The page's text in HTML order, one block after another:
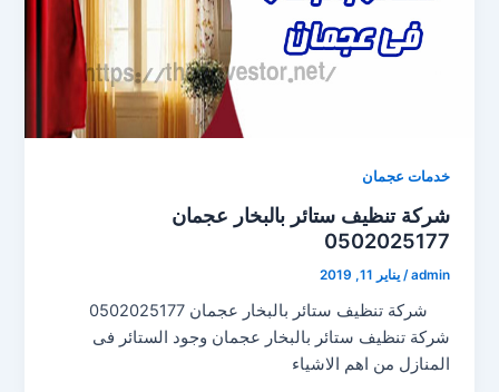
خدمات عجمان
شركة تنظيف ستائر بالبخار عجمان
0502025177
admin
/يناير 11, 2019
شركة تنظيف ستائر بالبخار عجمان 0502025177
شركة تنظيف ستائر بالبخار عجمان وجود الستائر فى
المنازل من اهم الاشياء